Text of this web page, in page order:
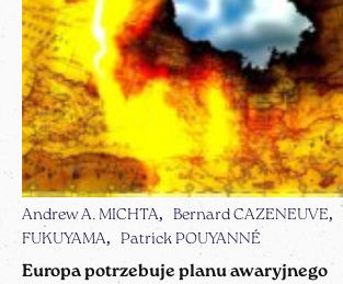
Andrew A. MICHTA Bernard CAZENEUVE
FUKUYAMA
Patrick POUYANNÉ
Europa potrzebuje planu awaryjnego